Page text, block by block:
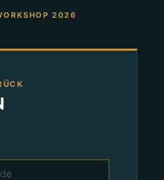
2026